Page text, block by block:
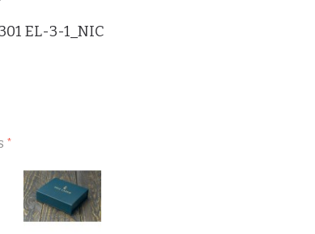
EL-3-1_NIC